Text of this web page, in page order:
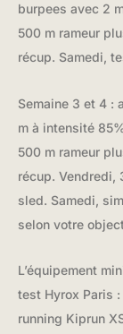
burpees avec 2
500 m rameur
récup. Samedi,
Semaine 3 et 4 :
m à intensité
500 m rameur
récup. Vendredi,
sled. Samedi,
selon votre
L’équipement
test Hyrox Paris
running Kiprun